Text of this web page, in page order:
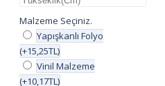
Malzeme Seçiniz.
Yapışkanlı Folyo
(+15,25TL)
Vinil Malzeme
(+10,17TL)